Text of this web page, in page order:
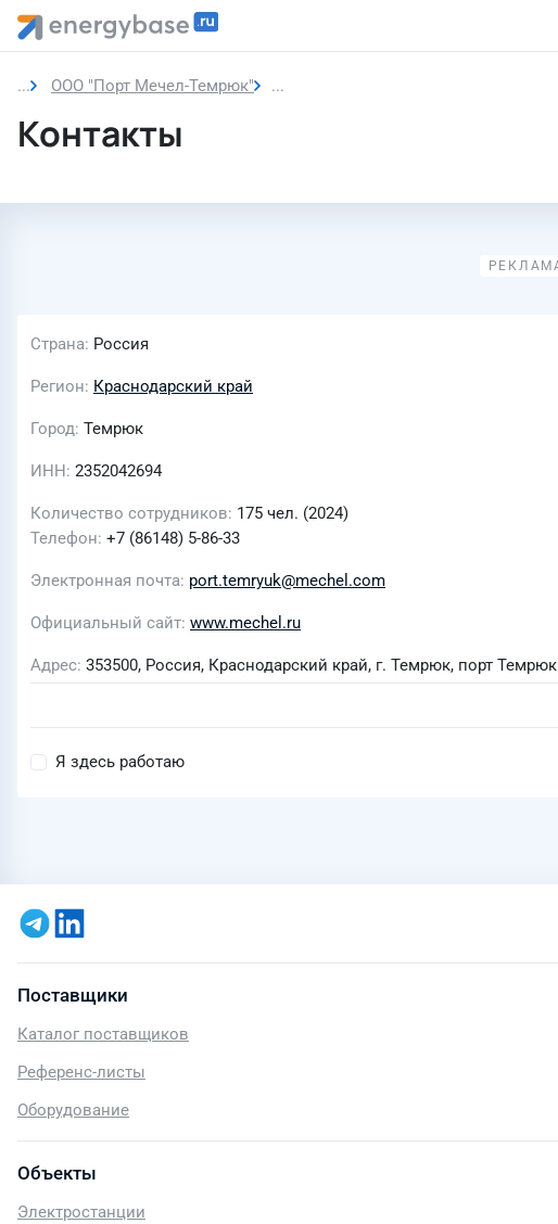
ООО "Порт Мечел-Темрюк" Контакты
Контакты
Страна Россия
Регион Краснодарский край
Город Темрюк
ИНН 2352042694
Количество сотрудников 175 чел. (2024)
Телефон +7 (86148) 5-86-33
Электронная почта port.temryuk@mechel.com
Официальный сайт www.mechel.ru
Адрес 353500, Россия, Краснодарский край, г. Темрюк, порт Темрюк
Я здесь работаю
Поставщики
Каталог поставщиков
Референс-листы
Оборудование
Объекты
Электростанции